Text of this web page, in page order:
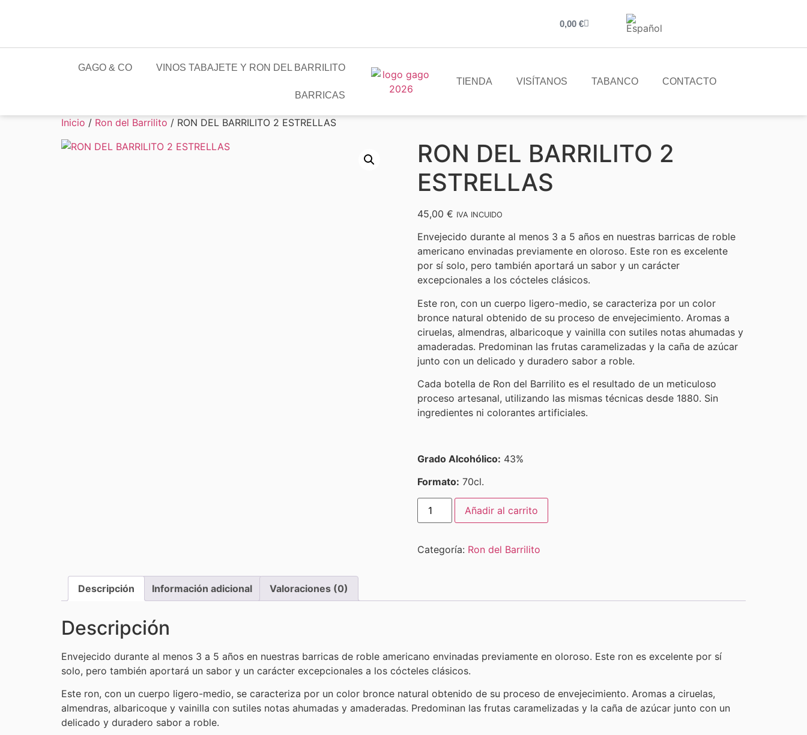
0,00 €
GAGO & CO VINOS TABAJETE Y RON DEL BARRILITO
BARRICAS
TIENDA VISÍTANOS TABANCO CONTACTO
Inicio / Ron del Barrilito / RON DEL BARRILITO 2 ESTRELLAS
RON DEL BARRILITO 2
ESTRELLAS
45,00 € IVA INCUIDO
Envejecido durante al menos 3 a 5 años en nuestras barricas de roble
americano envinadas previamente en oloroso. Este ron es excelente
por sí solo, pero también aportará un sabor y un carácter
excepcionales a los cócteles clásicos.
Este ron, con un cuerpo ligero-medio, se caracteriza por un color
bronce natural obtenido de su proceso de envejecimiento. Aromas a
ciruelas, almendras, albaricoque y vainilla con sutiles notas ahumadas y
amaderadas. Predominan las frutas caramelizadas y la caña de azúcar
junto con un delicado y duradero sabor a roble.
Cada botella de Ron del Barrilito es el resultado de un meticuloso
proceso artesanal, utilizando las mismas técnicas desde 1880. Sin
ingredientes ni colorantes artificiales.
Grado Alcohólico: 43%
Formato: 70cl.
Añadir al carrito
Categoría: Ron del Barrilito
Descripción Información adicional Valoraciones (0)
Descripción
Envejecido durante al menos 3 a 5 años en nuestras barricas de roble americano envinadas previamente en oloroso. Este ron es excelente por sí
solo, pero también aportará un sabor y un carácter excepcionales a los cócteles clásicos.
Este ron, con un cuerpo ligero-medio, se caracteriza por un color bronce natural obtenido de su proceso de envejecimiento. Aromas a ciruelas,
almendras, albaricoque y vainilla con sutiles notas ahumadas y amaderadas. Predominan las frutas caramelizadas y la caña de azúcar junto con un
delicado y duradero sabor a roble.